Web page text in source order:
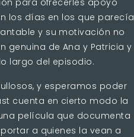
los días en los que parecía
y su motivación no
genuina de Ana y Patricia y
largo del episodio.
y esperamos poder
cuenta en cierto modo la
película que documenta
a quienes la vean a